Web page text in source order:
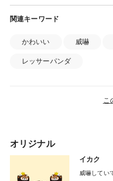
関連キーワード
かわいい 威嚇
レッサーパンダ
こ
オリジナル
イカク
威嚇してい